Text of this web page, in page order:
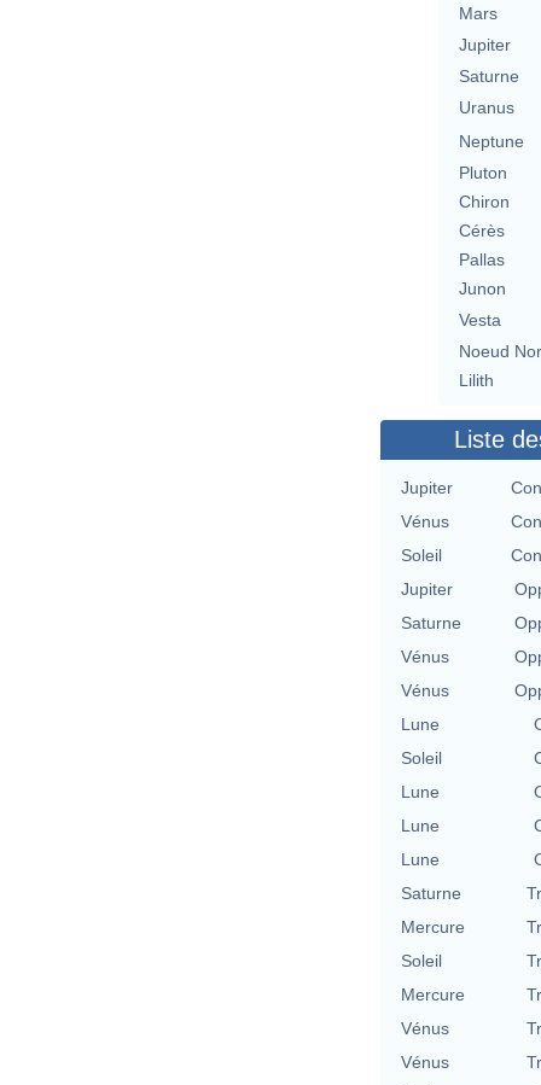
Mars
Jupiter
Saturne
Uranus
Neptune
Pluton
Chiron
Cérès
Pallas
Junon
Vesta
Noeud
Lilith
Liste
Jupiter
Vénus
Soleil
Jupiter
Saturne
Vénus
Vénus
Lune
Soleil
Lune
Lune
Lune
Saturne
Mercure
Soleil
Mercure
Vénus
Vénus